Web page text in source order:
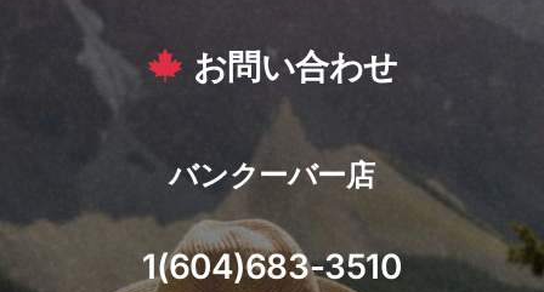
お問い合わせ
バンクーバー店
1(604)683-3510